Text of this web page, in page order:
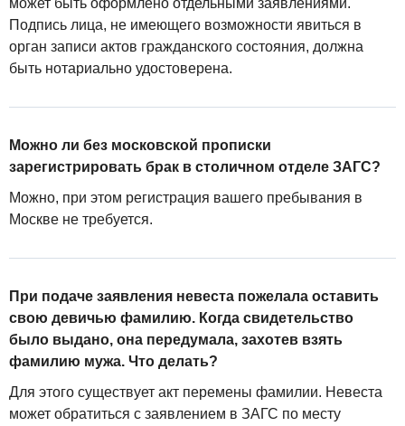
Подпись лица, не имеющего возможности явиться в
орган записи актов гражданского состояния, должна
быть нотариально удостоверена.
Можно ли без московской прописки
зарегистрировать брак в столичном отделе ЗАГС?
Можно, при этом регистрация вашего пребывания в
Москве не требуется.
При подаче заявления невеста пожелала оставить
свою девичью фамилию. Когда свидетельство
было выдано, она передумала, захотев взять
фамилию мужа. Что делать?
Для этого существует акт перемены фамилии. Невеста
может обратиться с заявлением в ЗАГС по месту